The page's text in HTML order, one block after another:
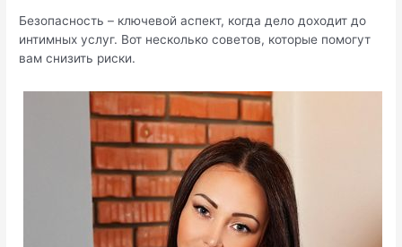
Безопасность – ключевой аспект, когда дело доходит до
интимных услуг. Вот несколько советов, которые помогут
вам снизить риски.